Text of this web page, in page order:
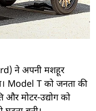
ने अपनी मशहूर
Model T को जनता की
और मोटर-उद्योग को